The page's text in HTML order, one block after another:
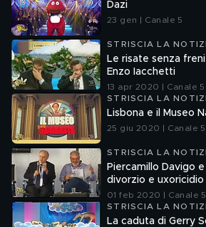
Dazi
23 gen | Canale 5
STRISCIA LA
Le risate senza
Enzo Iacchetti
13 apr 2020 | Canale 5
STRISCIA LA
Lisbona e il Museo
25 giu 2020 | Canale 5
STRISCIA LA
Piercamillo Davigo
divorzio e uxoricidio
01 feb 2020 | Canale 5
STRISCIA LA
La caduta di Gerry